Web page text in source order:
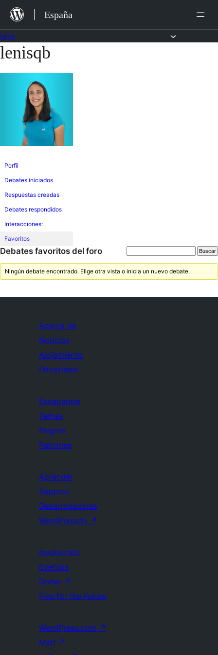
Saltar
contenido
España
Saltar
contenido
lenisqb
Perfil
Debates iniciados
Respuestas creadas
Debates respondidos
Interacciones:
Favoritos
Debates favoritos del foro
Ningún debate encontrado. Elige otra vista o inicia un nuevo debate.
Acerca de
Noticias
Alojamiento
Privacidad
Escaparate
Temas
Plugins
Patrones
Aprender
Soporte
Desarrolladores
WordPress.tv ↗
Involúcrate
Eventos
Donar ↗
Five for the Future
WordPress.com ↗
Matt ↗